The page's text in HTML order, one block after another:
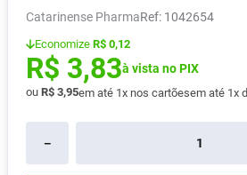
Catarinense Pharma : 1042654
Economize R$ 0,12
R$ 3,83à vista no PIX
ou R$ 3,95em até 1x nos cartõesem até 1x
－
Absorvente
9 Vitamina D
10º Lavitan